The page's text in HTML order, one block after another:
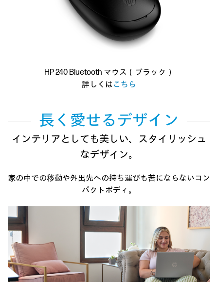
HP 240 Bluetooth マウス（ブラック）
詳しくはこちら
長く愛せるデザイン
インテリアとしても美しい、 スタイリッシュ
なデザイン。
家の中での移動や外出先への持ち運びも苦にならないコン
パクトボディ。